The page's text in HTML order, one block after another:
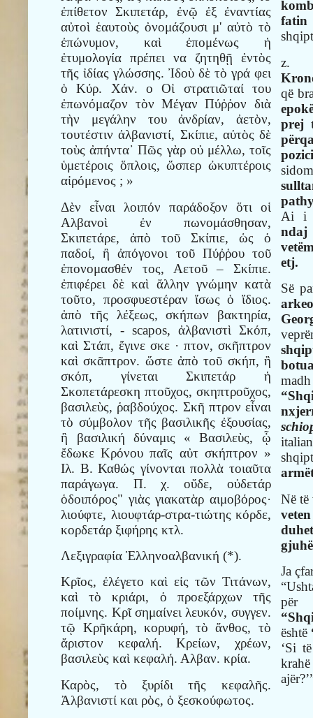
ἐπίθετον Σκιπετάρ, ἐνῷ ἐξ ἐναντίας
αὐτοὶ ἑαυτοὺς ὀνομάζουσι μ' αὐτὸ τὸ
ἐπώνυμον, καὶ ἐπομένως ἡ
ἐτυμολογία πρέπει να ζητηθῇ ἐντὸς
τῆς ἰδίας γλώσσης. Ἰδοὺ δὲ τὸ γρά φει
ὁ Κύρ. Χάν. ο Οἱ στρατιῶταί του
ἐπωνόμαζον τὸν Μέγαν Πύῤῥον διὰ
τὴν μεγάλην του ἀνδρίαν, ἀετὸν,
τουτέστιν ἀλβανιστί, Σκίπιε, αὐτὸς δὲ
τοὺς ἀπήντα᾿ Πῶς γὰρ οὐ μέλλω, τοῖς
ὑμετέροις ὅπλοις, ὥσπερ ὠκυπτέροις
αἰρόμενος ; »
Δὲν εἶναι λοιπόν παράδοξον ὅτι οἱ
Αλβανοὶ ἐν πωνομάσθησαν,
Σκιπετάρε, ἀπὸ τοῦ Σκίπιε, ὡς ὁ
παδοί, ἢ ἀπόγονοι τοῦ Πύῤῥου τοῦ
ἐπονομασθέν τος, Αετοῦ – Σκίπιε.
ἐπιφέρει δὲ καὶ ἄλλην γνώμην κατὰ
τοῦτο, προσφυεστέραν ἴσως ὁ ἴδιος.
ἀπὸ τῆς λέξεως, σκήπων βακτηρία,
λατινιστί, - scapos, ἀλβανιστὶ Σκόπ,
καὶ Στάπ, ἔγινε σκε · πτον, σκῆπτρον
καὶ σκᾶπτρον. ὥστε ἀπὸ τοῦ σκήπ, ἢ
σκόπ, γίνεται Σκιπετάρ ἡ
Σκοπετάρεσκη πτοῦχος, σκηπτροῦχος,
βασιλεὺς, ῥαβδούχος. Σκῆ πτρον εἶναι
τὸ σύμβολον τῆς βασιλικῆς ἐξουσίας,
ἢ βασιλική δύναμις « Βασιλεὺς, ᾧ
ἔδωκε Κρόνου παῖς αὐτ σκήπτρον »
Ιλ. Β. Καθώς γίνονται πολλὰ τοιαῦτα
παράγωγα. Π. χ. οὔδε, οὐδετάρ
ὁδοιπόρος" γιὰς γιακατὰρ αιμοβόρος·
λιούφτε, λιουφτάρ-στρα-τιώτης κόρδε,
κορδετάρ ξιφήρης κτλ.
Λεξιγραφία Ἑλληνοαλβανική (*).
Κρῖος, ἐλέγετο καὶ εἰς τῶν Τιτάνων,
καὶ τὸ κριάρι, ὁ προεξάρχων τῆς
ποίμνης. Κρῖ σημαίνει λευκόν, συγγεν.
τῷ Κρῆκάρη, κορυφή, τὸ ἄνθος, τὸ
ἄριστον κεφαλή. Κρείων, χρέων,
βασιλεὺς καὶ κεφαλή. Αλβαν. κρία.
Καρὸς, τὸ ξυρίδι τῆς κεφαλῆς.
Ἀλβανιστί και ρὸς, ὁ ξεσκούφωτος.
fatin
z.
që
prej
Ai i
ndaj
etj.
Së
Në
Ja
për
është
‘Si